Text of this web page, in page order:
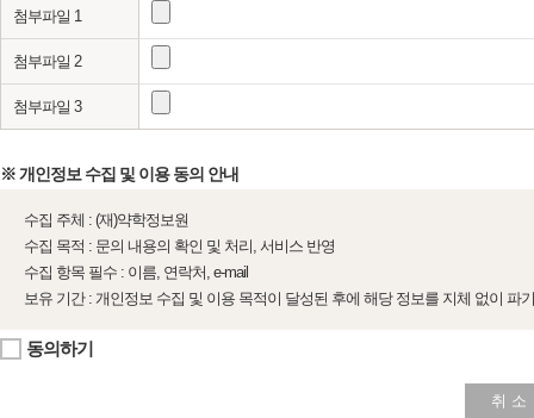
첨부파일 1
첨부파일 2
첨부파일 3
※ 개인정보 수집 및 이용 동의 안내
수집 주체 : (재)약학정보원
수집 목적 : 문의 내용의 확인 및 처리, 서비스 반영
수집 항목 필수 : 이름, 연락처, e-mail
보유 기간 : 개인정보 수집 및 이용 목적이 달성된 후에 해당 정보를 지체 없이 파
동의하기
취 소